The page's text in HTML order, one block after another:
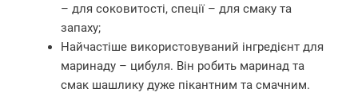
– для соковитості, спеції – для смаку та
запаху;
Найчастіше використовуваний інгредієнт для
маринаду – цибуля. Він робить маринад та
смак шашлику дуже пікантним та смачним.